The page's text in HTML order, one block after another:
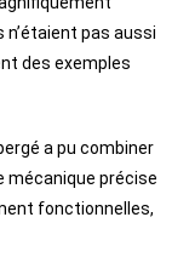
n’étaient pas aussi
des exemples
a pu combiner
mécanique précise
fonctionnelles,